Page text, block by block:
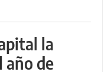
la
año de